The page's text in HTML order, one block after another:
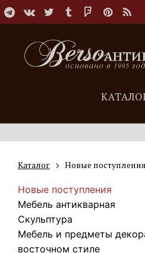
Каталог Новые поступления
Новые поступления
Мебель антикварная
Скульптура
Мебель и предметы
восточном стиле